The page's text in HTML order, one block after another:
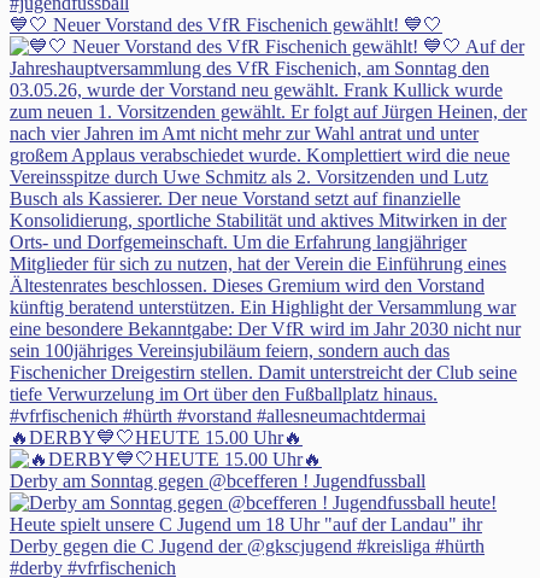
💙🤍 Neuer Vorstand des VfR Fischenich gewählt! 💙🤍
🔥DERBY💙🤍HEUTE 15.00 Uhr🔥
Derby am Sonntag gegen @bcefferen ! Jugendfussball